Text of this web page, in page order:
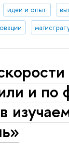
идеи и опыт
и по